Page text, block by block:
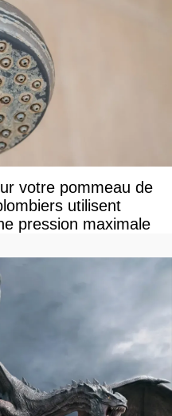
votre pommeau de
utilisent
pression maximale